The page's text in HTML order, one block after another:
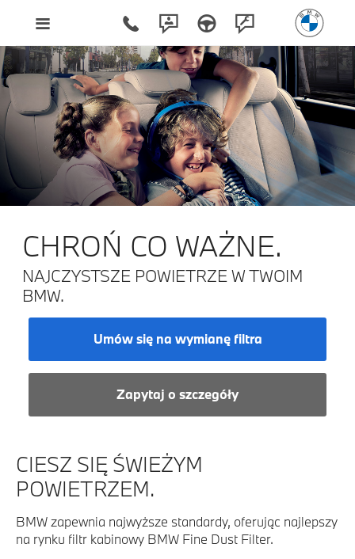
CHROŃ CO WAŻNE.
NAJCZYSTSZE POWIETRZE W TWOIM
BMW.
Umów się na wymianę filtra
Zapytaj o szczegóły
CIESZ SIĘ ŚWIEŻYM
POWIETRZEM.
BMW zapewnia najwyższe standardy, oferując najlepszy
na rynku filtr kabinowy BMW Fine Dust Filter.